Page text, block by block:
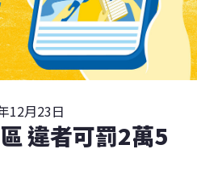
12月23日
違者可罰2萬5